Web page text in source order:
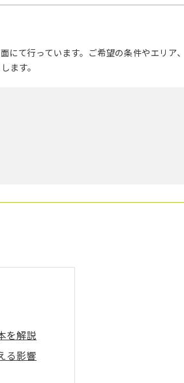
にて行っています。ご希望の条件やエリア
ます。
を解説
る影響
ト